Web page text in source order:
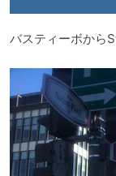
バスティーボから